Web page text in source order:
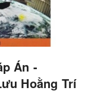
Án -
Hoằng Trí